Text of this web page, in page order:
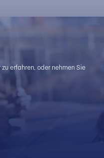
erfahren, oder nehmen Sie